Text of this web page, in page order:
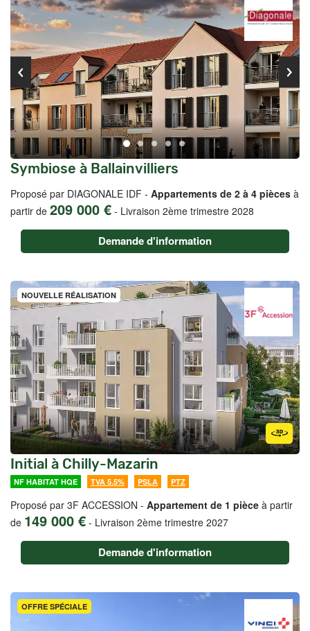
Symbiose à Ballainvilliers
Proposé par DIAGONALE IDF - Appartements de 2 à 4 pièces à
partir de 209 000 € - Livraison 2ème trimestre 2028
Demande d'information
NOUVELLE RÉALISATION
Initial à Chilly-Mazarin
NF HABITAT HQE TVA 5.5% PSLA PTZ
Proposé par 3F ACCESSION - Appartement de 1 pièce à partir
de 149 000 € - Livraison 2ème trimestre 2027
Demande d'information
OFFRE SPÉCIALE